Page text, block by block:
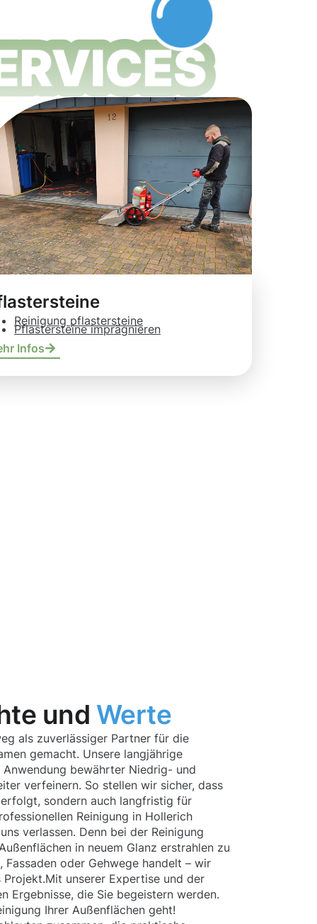
Reinigung pflastersteine
Pflastersteine imprägnieren
Infos
und Werte
als zuverlässiger Partner für die
gemacht. Unsere langjährige
bewährter Niedrig- und
verfeinern. So stellen wir sicher, dass
sondern auch langfristig für
Reinigung in Hollerich
verlassen. Denn bei der Reinigung
in neuem Glanz erstrahlen zu
Fassaden oder Gehwege handelt – wir
unserer Expertise und der
Ergebnisse, die Sie begeistern werden.
Ihrer Außenflächen geht!